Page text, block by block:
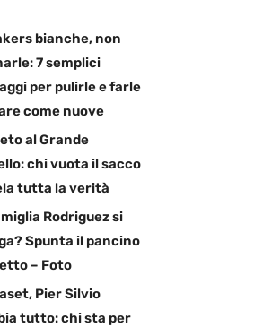
bianche, non
7 semplici
per pulirle e farle
come nuove
al Grande
chi vuota il sacco
tutta la verità
Rodriguez si
Spunta il pancino
– Foto
Pier Silvio
tutto: chi sta per